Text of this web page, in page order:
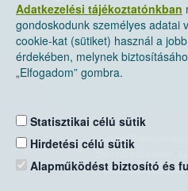
Adatkezelési tájékoztatónkban
gondoskodunk személyes adatai
cookie-kat (sütiket) használ a
érdekében, melynek
„Elfogadom” gombra.
Statisztikai célú sütik
Hirdetési célú sütik
Alapműködést biztosító és
Nemzeti
Levelezési cím: 1525